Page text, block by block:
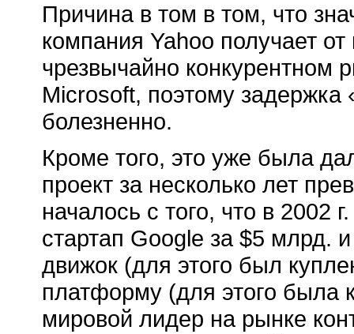
Причина в том в том, что
компания Yahoo получает
чрезвычайно конкурентном
Microsoft, поэтому
болезненно.
Кроме того, это уже была
проект за несколько лет
началось с того, что в 2002
стартап Google за $5 млрд.
движок (для этого был
платформу (для этого была
мировой лидер на рынке